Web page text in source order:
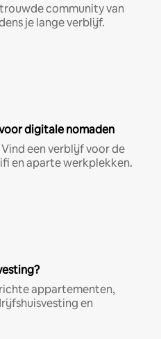
community van
je lange verblijf.
digitale nomaden
een verblijf voor de
en aparte werkplekken.
appartementen,
en